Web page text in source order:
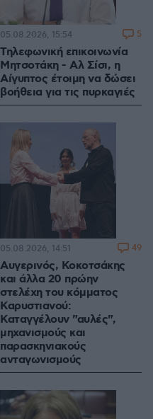
Τηλεφωνική επικοινωνία
Μητσοτάκη - Αλ Σίσι, η
Αίγυπτος έτοιμη να δώσει
βοήθεια για τις πυρκαγιές
05.08.2026, 15:54 5
Αυγερινός, Κοκοτσάκης
και άλλα 20 πρώην
στελέχη του κόμματος
Καρυστιανού:
Καταγγέλουν "αυλές",
μηχανισμούς και
παρασκηνιακούς
ανταγωνισμούς
05.08.2026, 14:51 49